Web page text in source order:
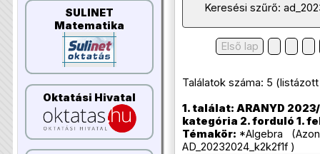
SULINET
Matematika
Oktatási Hivatal
Keresési szűrő:
Első lap
Találatok száma: 5
1. találat: ARANYD
kategória 2. forduló 1.
Témakör: *Algebra
AD_20232024_k2k2f1f )